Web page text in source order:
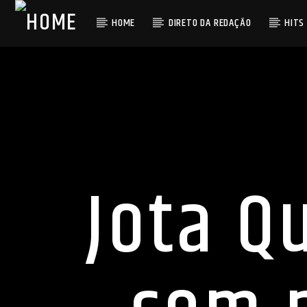
HOME DIRETO DA REDAÇÃO HITS
Jota